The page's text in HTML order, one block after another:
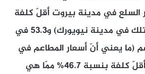
السلع في مدينة بيروت أقلّ كلفة
بنسبة 52.8% من تلك في مدينة نيويورك) و53.3 في
(ما يعني أنّ أسعار المطاعم في
مدينة بيروت هي أقلّ كلفة بنسبة 46.7% ممّا هي